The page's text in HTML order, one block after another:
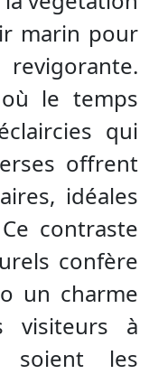
marin pour
le temps
qui
offrent
idéales
contraste
confère
un charme
visiteurs à
soient les